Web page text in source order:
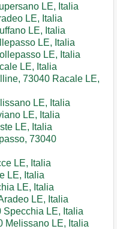
LE, Italia
LE, Italia
LE, Italia
LE, Italia
LE, Italia
LE, Italia
73040 Racale LE,
LE, Italia
LE, Italia
LE, Italia
73040
LE, Italia
LE, Italia
LE, Italia
LE, Italia
LE, Italia
Melissano LE, Italia